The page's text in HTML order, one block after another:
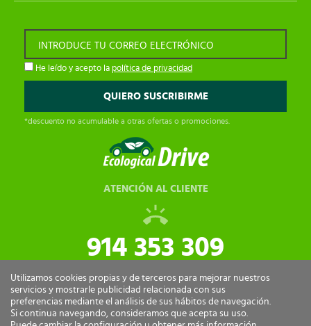
INTRODUCE TU CORREO ELECTRÓNICO
He leído y acepto la política de privacidad
*descuento no acumulable a otras ofertas o promociones.
ATENCIÓN AL CLIENTE
914 353 309
tiendaonline@ecologicaldrive.com
Utilizamos cookies propias y de terceros para mejorar nuestros
servicios y mostrarle publicidad relacionada con sus
preferencias mediante el análisis de sus hábitos de navegación.
Si continua navegando, consideramos que acepta su uso.